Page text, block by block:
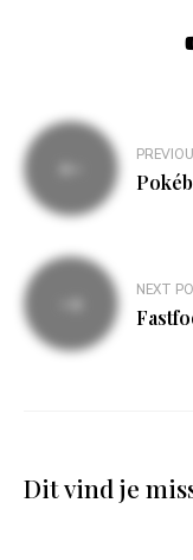
Bericht
navigatie
NEXT
Dit vind je